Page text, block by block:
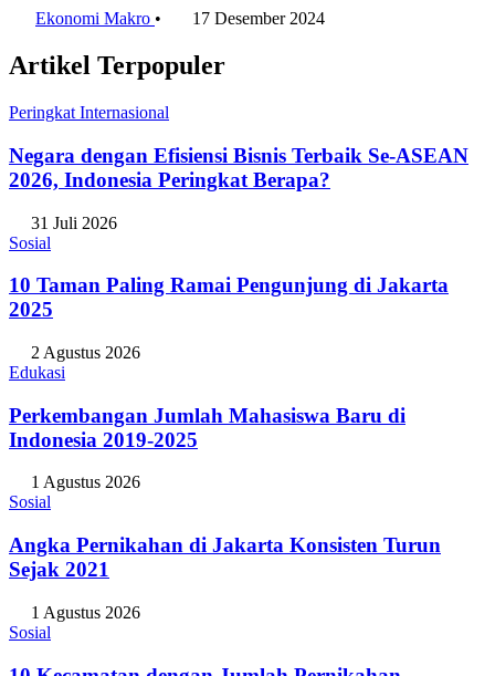
Ekonomi Makro • 17 Desember 2024
Artikel Terpopuler
Peringkat Internasional
Negara dengan Efisiensi Bisnis Terbaik Se-ASEAN
2026, Indonesia Peringkat Berapa?
31 Juli 2026
Sosial
10 Taman Paling Ramai Pengunjung di Jakarta
2025
2 Agustus 2026
Edukasi
Perkembangan Jumlah Mahasiswa Baru di
Indonesia 2019-2025
1 Agustus 2026
Sosial
Angka Pernikahan di Jakarta Konsisten Turun
Sejak 2021
1 Agustus 2026
Sosial